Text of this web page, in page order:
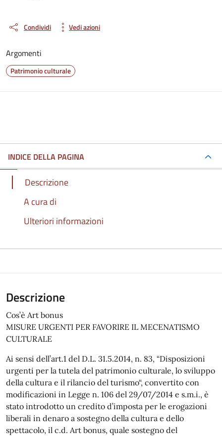
Condividi Vedi azioni
Argomenti
Patrimonio culturale
INDICE DELLA PAGINA
Descrizione
A cura di
Ulteriori informazioni
Descrizione
Cos’è Art bonus
MISURE URGENTI PER FAVORIRE IL MECENATISMO
CULTURALE
Ai sensi dell’art.1 del D.L. 31.5.2014, n. 83, “Disposizioni
urgenti per la tutela del patrimonio culturale, lo sviluppo
della cultura e il rilancio del turismo“, convertito con
modificazioni in Legge n. 106 del 29/07/2014 e s.m.i., è
stato introdotto un credito d’imposta per le erogazioni
liberali in denaro a sostegno della cultura e dello
spettacolo, il c.d. Art bonus, quale sostegno del